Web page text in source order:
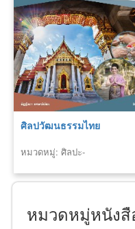
ศิลปวัฒนธรรมไทย
หมวดหมู่: ศิลปะ-
หมวดหมู่หนังสื